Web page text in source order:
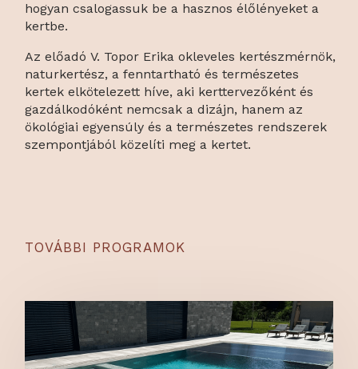
hogyan csalogassuk be a hasznos élőlényeket a
kertbe.
Az előadó V. Topor Erika okleveles kertészmérnök,
naturkertész, a fenntartható és természetes
kertek elkötelezett híve, aki kerttervezőként és
gazdálkodóként nemcsak a dizájn, hanem az
ökológiai egyensúly és a természetes rendszerek
szempontjából közelíti meg a kertet.
TOVÁBBI PROGRAMOK